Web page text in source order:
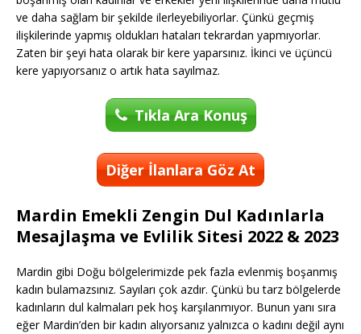
ve daha sağlam bir şekilde ilerleyebiliyorlar. Çünkü geçmiş
ilişkilerinde yapmış oldukları hataları tekrardan yapmıyorlar.
Zaten bir şeyi hata olarak bir kere yaparsınız. İkinci ve üçüncü
kere yapıyorsanız o artık hata sayılmaz.
Tıkla Ara Konuş
Diğer İlanlara Göz At
Mardin Emekli Zengin Dul Kadınlarla
Mesajlaşma ve Evlilik Sitesi 2022 & 2023
Mardin gibi Doğu bölgelerimizde pek fazla evlenmiş boşanmış
kadın bulamazsınız. Sayıları çok azdır. Çünkü bu tarz bölgelerde
kadınların dul kalmaları pek hoş karşılanmıyor. Bunun yanı sıra
eğer Mardin’den bir kadın alıyorsanız yalnızca o kadını değil aynı